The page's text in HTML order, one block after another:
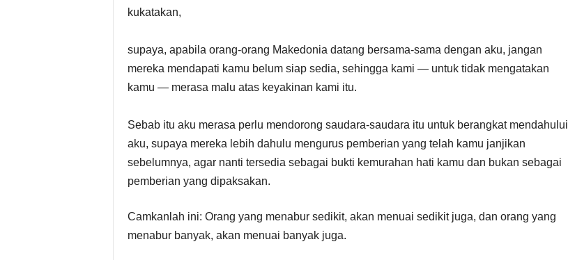
kukatakan,
supaya, apabila orang-orang Makedonia datang bersama-sama dengan aku, jangan
mereka mendapati kamu belum siap sedia, sehingga kami — untuk tidak mengatakan
kamu — merasa malu atas keyakinan kami itu.
Sebab itu aku merasa perlu mendorong saudara-saudara itu untuk berangkat mendahului
aku, supaya mereka lebih dahulu mengurus pemberian yang telah kamu janjikan
sebelumnya, agar nanti tersedia sebagai bukti kemurahan hati kamu dan bukan sebagai
pemberian yang dipaksakan.
Camkanlah ini: Orang yang menabur sedikit, akan menuai sedikit juga, dan orang yang
menabur banyak, akan menuai banyak juga.